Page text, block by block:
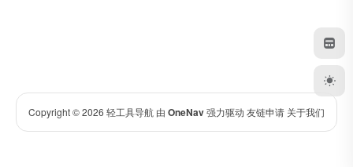
Copyright © 2026 轻工具导航 由 OneNav强力驱动 友链申请 关于我们